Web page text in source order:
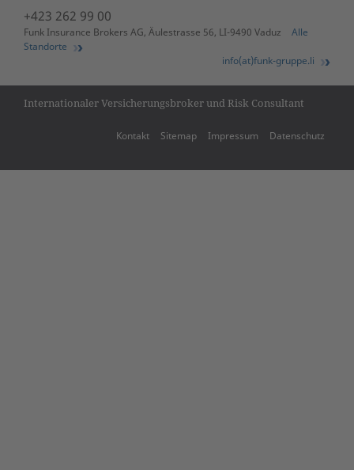
+423 262 99 00
Funk Insurance Brokers AG, Äulestrasse 56, LI-9490 Vaduz
Alle
Standorte
info(at)funk-gruppe.li
Internationaler Versicherungsbroker und Risk Consultant
Kontakt Sitemap Impressum Datenschutz